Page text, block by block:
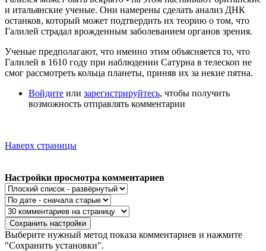
и итальянские ученые. Они намерены сделать анализ ДНК
останков, который может подтвердить их теорию о том, что
Галилей страдал врожденным заболеванием органов зрения.
Ученые предполагают, что именно этим объясняется то, что
Галилей в 1610 году при наблюдении Сатурна в телескоп не
смог рассмотреть кольца планеты, приняв их за некие пятна.
Войдите или зарегистрируйтесь, чтобы получить
возможность отправлять комментарии
Наверх страницы
Настройки просмотра комментариев
Выберите нужный метод показа комментариев и нажмите
"Сохранить установки".